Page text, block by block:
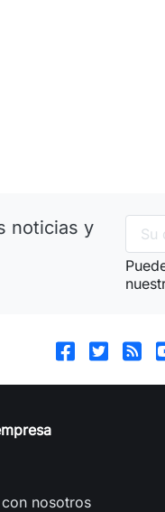
noticias y
nosotros